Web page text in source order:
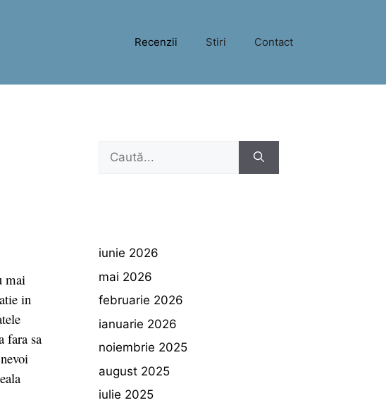
Recenzii Stiri Contact
mai
in
fara sa
Caută
iunie 2026
mai 2026
februarie 2026
ianuarie 2026
noiembrie 2025
august 2025
iulie 2025